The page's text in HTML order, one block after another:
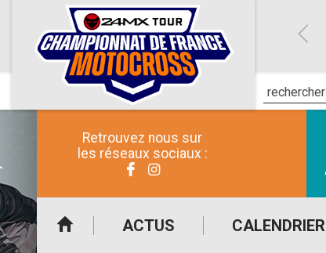
Retrouvez nous sur
les réseaux sociaux :
ACTUS CALENDRIER